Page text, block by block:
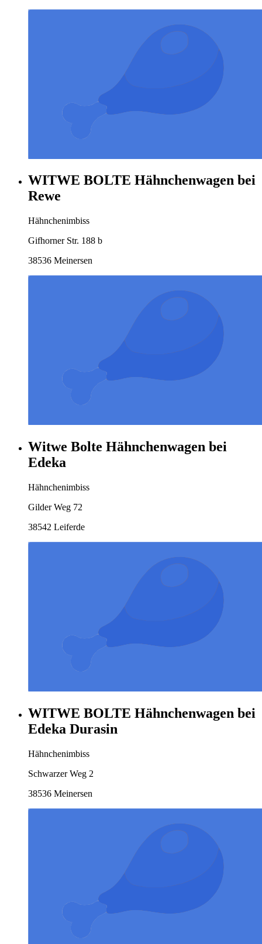
WITWE BOLTE Hähnchenwagen bei
Rewe
Hähnchenimbiss
Gifhorner Str. 188 b
38536 Meinersen
Witwe Bolte Hähnchenwagen bei
Edeka
Hähnchenimbiss
Gilder Weg 72
38542 Leiferde
WITWE BOLTE Hähnchenwagen bei
Edeka Durasin
Hähnchenimbiss
Schwarzer Weg 2
38536 Meinersen